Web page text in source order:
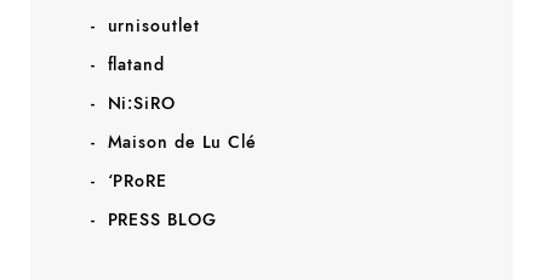
urnisoutlet
flatand
Ni:SiRO
Maison de Lu Clé
‘PRoRE
PRESS BLOG